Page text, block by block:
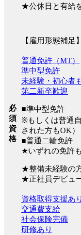
★公休日と有給
【雇用形態補足
必
須
資
格
普通免許（MT）
準中型免許
未経験・初心者
第二新卒歓迎
■準中型免許
※もしくは普通
された方もOK）
■普通二輪免許
★いずれの免許
★整備未経験の
★正社員デビュ
資格取得支援あり
交通費支給
社会保険完備
研修あり